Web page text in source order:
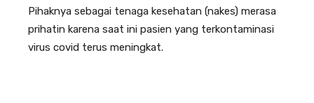
Pihaknya sebagai tenaga kesehatan (nakes) merasa
prihatin karena saat ini pasien yang terkontaminasi
virus covid terus meningkat.